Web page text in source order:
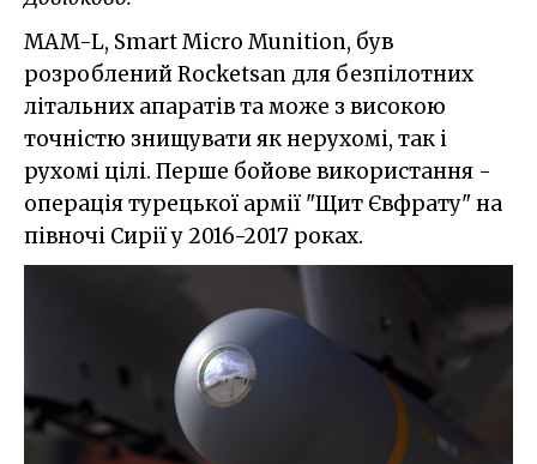
MAM-L, Smart Micro Munition, був
розроблений Rocketsan для безпілотних
літальних апаратів та може з високою
точністю знищувати як нерухомі, так і
рухомі цілі. Перше бойове використання -
операція турецької армії "Щит Євфрату" на
півночі Сирії у 2016-2017 роках.